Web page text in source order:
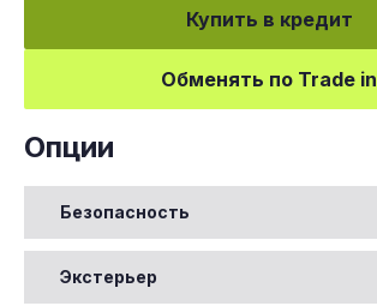
Купить в кредит
Обменять по Trade in
Опции
Безопасность
Экстерьер